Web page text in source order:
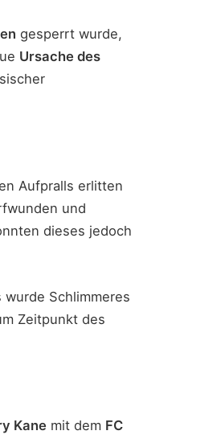
gesperrt wurde,
Ursache des
Aufpralls erlitten
und
dieses jedoch
Schlimmeres
Zeitpunkt des
Kane mit dem FC